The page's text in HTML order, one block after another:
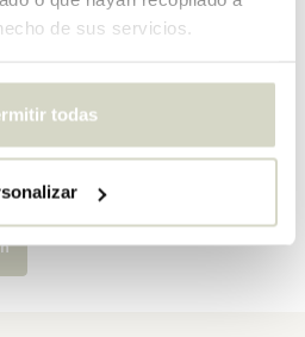
de sus servicios.
todas
8008215160375
yet about this product..